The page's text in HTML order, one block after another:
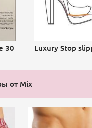
30
Luxury Stop
от Mix